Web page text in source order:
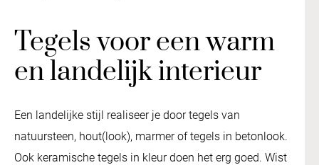
Tegels voor een warm
en landelijk interieur
Een landelijke stijl realiseer je door tegels van
natuursteen, hout(look), marmer of tegels in betonlook.
Ook keramische tegels in kleur doen het erg goed. Wist